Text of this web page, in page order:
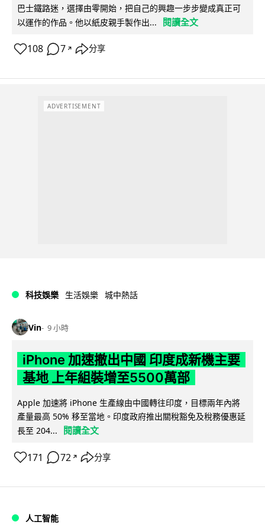
巴士鐵路迷，選擇由零開始，把自己的興趣一步步變成真正可
以運作的作品。他以紙皮親手製作出...
閱讀全文
108 7 ↗ 分享
ADVERTISEMENT
科技娛樂 生活娛樂 城中熱話
Vin 9 小時
iPhone 加速撤出中國 印度成新機主要
基地 上年組裝增至5500萬部
Apple 加速將 iPhone 生產線由中國轉往印度，目標兩年內將
產量最高 50% 移至當地。印度政府推出關稅豁免及稅務優惠延
長至 204...
閱讀全文
171 72 ↗ 分享
人工智能